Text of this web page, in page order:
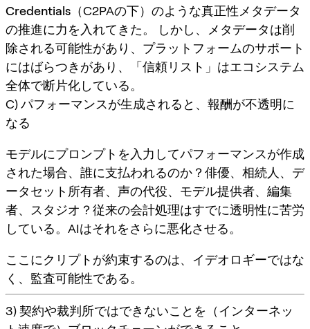
Credentials （C2PAの下）のような真正性メタデータ
の推進に力を入れてきた。 しかし、メタデータは削
除される可能性があり、プラットフォームのサポート
にはばらつきがあり、「信頼リスト」はエコシステム
全体で断片化している。
C) パフォーマンスが生成されると、報酬が不透明に
なる
モデルにプロンプトを入力してパフォーマンスが作成
された場合、誰に支払われるのか？俳優、相続人、デ
ータセット所有者、声の代役、モデル提供者、編集
者、スタジオ？従来の会計処理はすでに透明性に苦労
している。AIはそれをさらに悪化させる。
ここにクリプトが約束するのは、イデオロギーではな
く、 監査可能性である。
3) 契約や裁判所ではできないことを（インターネッ